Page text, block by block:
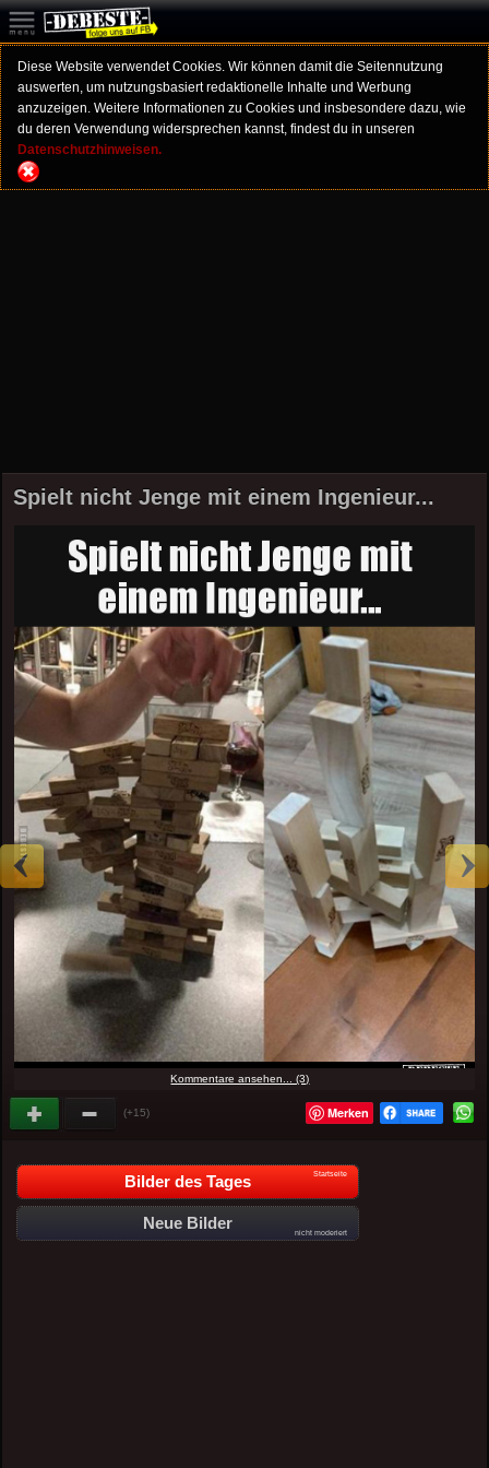
Diese Website verwendet Cookies. Wir können damit die Seitennutzung
auswerten, um nutzungsbasiert redaktionelle Inhalte und Werbung
anzuzeigen. Weitere Informationen zu Cookies und insbesondere dazu, wie
du deren Verwendung widersprechen kannst, findest du in unseren
Datenschutzhinweisen.
Spielt nicht Jenge mit einem Ingenieur...
Kommentare ansehen... (3)
(+15) Merken
Bilder des Tages Startseite
Neue Bilder
nicht moderiert